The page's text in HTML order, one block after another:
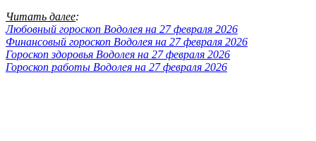
Читать далее:
Любовный гороскоп Водолея на 27 февраля 2026
Финансовый гороскоп Водолея на 27 февраля 2026
Гороскоп здоровья Водолея на 27 февраля 2026
Гороскоп работы Водолея на 27 февраля 2026